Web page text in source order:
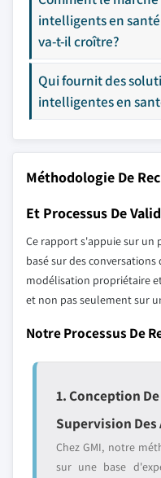
intelligents en
va-t-il croître?
Qui fournit des
intelligentes en
Méthodologie De
Et Processus De
Ce rapport s'appuie sur un
basé sur des
modélisation propriétaire
et non pas seulement sur
Notre Processus De
1. Conception
Supervision Des
Chez GMI, notre
sur une base